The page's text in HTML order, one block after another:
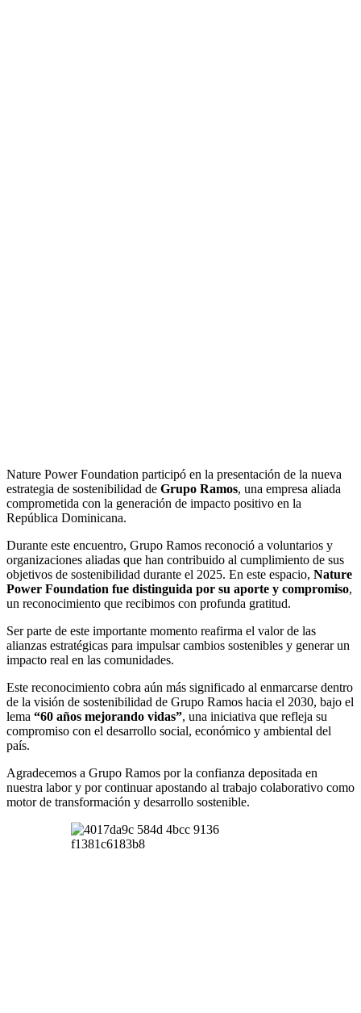
Nature Power Foundation participó en la presentación de la nueva
estrategia de sostenibilidad de Grupo Ramos, una empresa aliada
comprometida con la generación de impacto positivo en la
República Dominicana.
Durante este encuentro, Grupo Ramos reconoció a voluntarios y
organizaciones aliadas que han contribuido al cumplimiento de sus
objetivos de sostenibilidad durante el 2025. En este espacio, Nature
Power Foundation fue distinguida por su aporte y compromiso,
un reconocimiento que recibimos con profunda gratitud.
Ser parte de este importante momento reafirma el valor de las
alianzas estratégicas para impulsar cambios sostenibles y generar un
impacto real en las comunidades.
Este reconocimiento cobra aún más significado al enmarcarse dentro
de la visión de sostenibilidad de Grupo Ramos hacia el 2030, bajo el
lema “60 años mejorando vidas”, una iniciativa que refleja su
compromiso con el desarrollo social, económico y ambiental del
país.
Agradecemos a Grupo Ramos por la confianza depositada en
nuestra labor y por continuar apostando al trabajo colaborativo como
motor de transformación y desarrollo sostenible.